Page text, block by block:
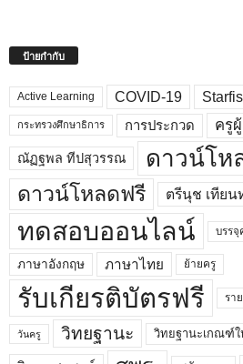
ป้ายกำกับ
Active Learning COVID-19
กระทรวงศึกษาธิการ การประกวด ครู
ณัฏฐพล ทีปสุวรรณ ดาวน์โห
ดาวน์โหลดฟรี ตรีนุช เทียน
ทดสอบออนไลน์ บรรจุ
ภาษาอังกฤษ ภาษาไทย ย้ายครู
รับเกียรติบัตรฟรี รา
วันครู วิทยฐานะ วิทยฐานะเกณฑ์